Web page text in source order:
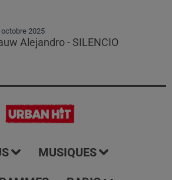
octobre 2025
Alejandro - SILENCIO
MUSIQUES